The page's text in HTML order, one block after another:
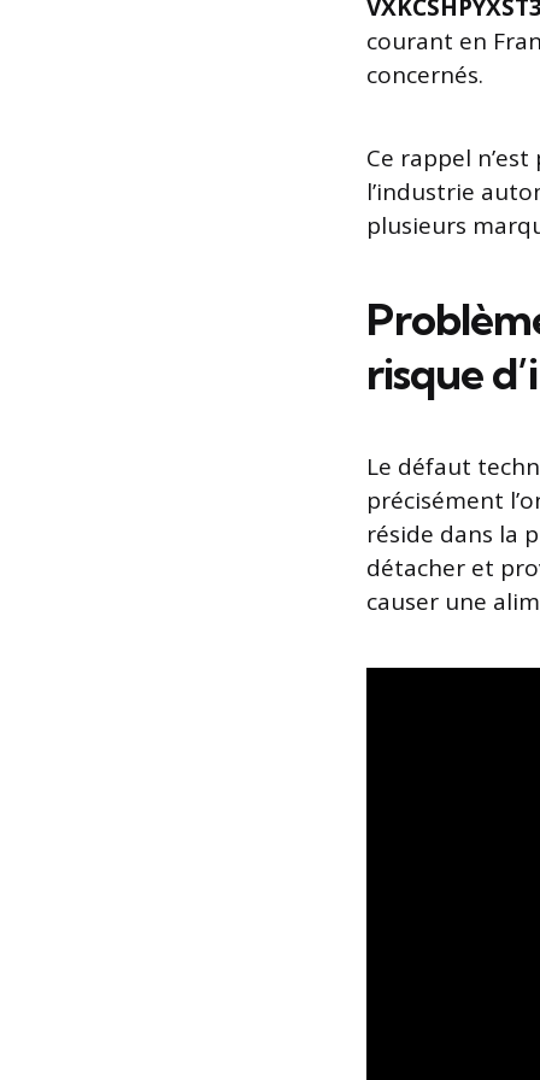
courant en
concernés.
Ce rappel
l’industrie
plusieurs
risque
Le défaut
précisément
réside dans la
détacher et
causer une